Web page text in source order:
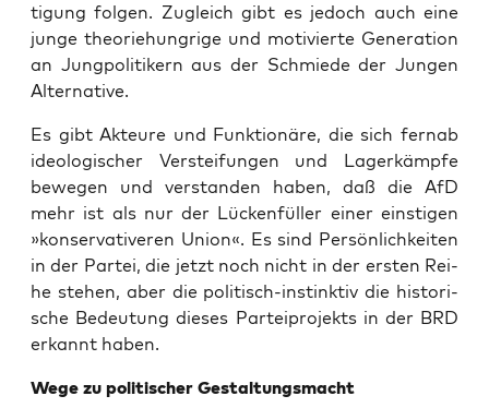
ti­gung fol­gen. Zugleich gibt es jedoch auch eine
jun­ge theo­rie­hung­ri­ge und moti­vier­te Gene­ra­ti­on
an Jung­po­li­ti­kern aus der Schmie­de der Jun­gen
Alternative.
Es gibt Akteu­re und Funk­tio­nä­re, die sich fern­ab
ideo­lo­gi­scher Ver­stei­fun­gen und Lager­kämp­fe
bewe­gen und ver­stan­den haben, daß die AfD
mehr ist als nur der Lücken­fül­ler einer eins­ti­gen
»kon­ser­va­ti­ve­ren Uni­on«. Es sind Per­sön­lich­kei­ten
in der Par­tei, die jetzt noch nicht in der ers­ten Rei­
he ste­hen, aber die poli­tisch-instink­tiv die his­to­ri­
sche Bedeu­tung die­ses Par­tei­pro­jekts in der BRD
erkannt haben.
Wege zu poli­ti­scher Gestaltungsmacht